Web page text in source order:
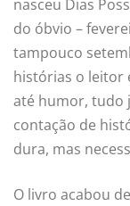
nasceu Dias
do óbvio –
tampouco
histórias o leitor
até humor, tudo
contação de
dura, mas
O livro acabou